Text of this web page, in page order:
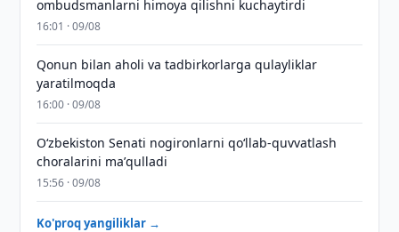
ombudsmanlarni himoya qilishni kuchaytirdi
16:01 · 09/08
Qonun bilan aholi va tadbirkorlarga qulayliklar
yaratilmoqda
16:00 · 09/08
Oʻzbekiston Senati nogironlarni qoʻllab-quvvatlash
choralarini maʼqulladi
15:56 · 09/08
Ko'proq yangiliklar →